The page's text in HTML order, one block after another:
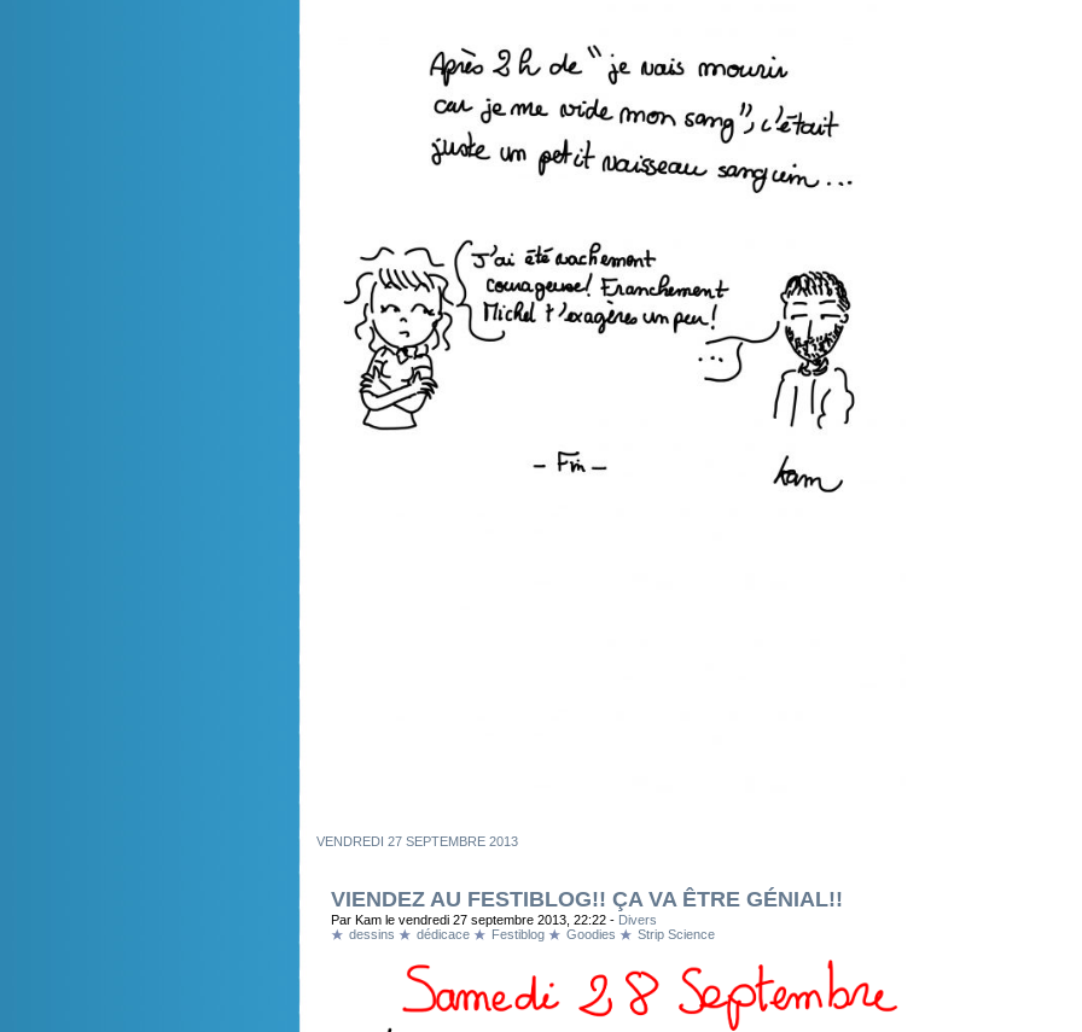
VENDREDI 27 SEPTEMBRE 2013
VIENDEZ AU FESTIBLOG!! ÇA VA ÊTRE GÉNIAL!!
Par Kam le vendredi 27 septembre 2013, 22:22 - Divers
dessins
dédicace Festiblog Goodies Strip Science